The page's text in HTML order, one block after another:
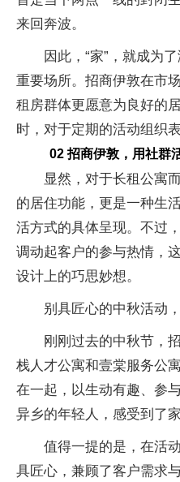
来回奔波。
因此，“家”，就成为
重要场所。招商伊敦在市
租房群体更愿意为良好的
时，对于定期的活动组织
02 招商伊敦，用社群
显然，对于长租公寓
的居住功能，更是一种生
活方式的具体呈现。不过
调动起客户的参与热情，
设计上的巧思妙想。
别具匠心的中秋活动
刚刚过去的中秋节，
栈人才公寓和壹棠服务公
在一起，以生动有趣、参
异乡的年轻人，感受到了家
值得一提的是，在活
具匠心，兼顾了客户需求